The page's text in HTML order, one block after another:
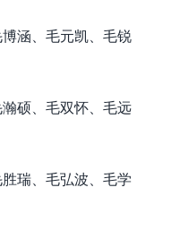
涵、毛元凯、毛锐
硕、毛双怀、毛远
瑞、毛弘波、毛学